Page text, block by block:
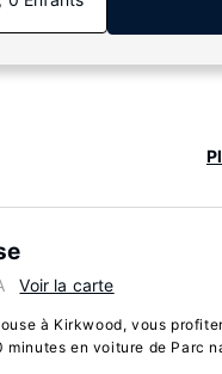
Voir la carte
à Kirkwood, vous
minutes en voiture de Parc